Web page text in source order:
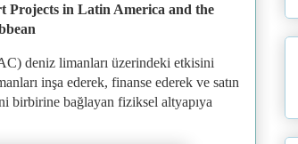
Projects in Latin America and the
deniz limanları üzerindeki etkisini
inşa ederek, finanse ederek ve satın
birbirine bağlayan fiziksel altyapıya